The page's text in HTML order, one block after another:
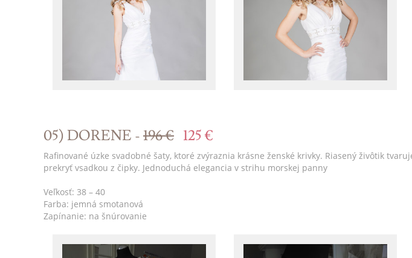
05) DORENE -196 € 125 €
Rafinované úzke svadobné šaty, ktoré zvýraznia krásne ženské krivky. Riasený živôtik
prekryť vsadkou z čipky. Jednoduchá elegancia v strihu morskej panny
Veľkosť: 38 – 40
Farba: jemná smotanová
Zapínanie: na šnúrovanie